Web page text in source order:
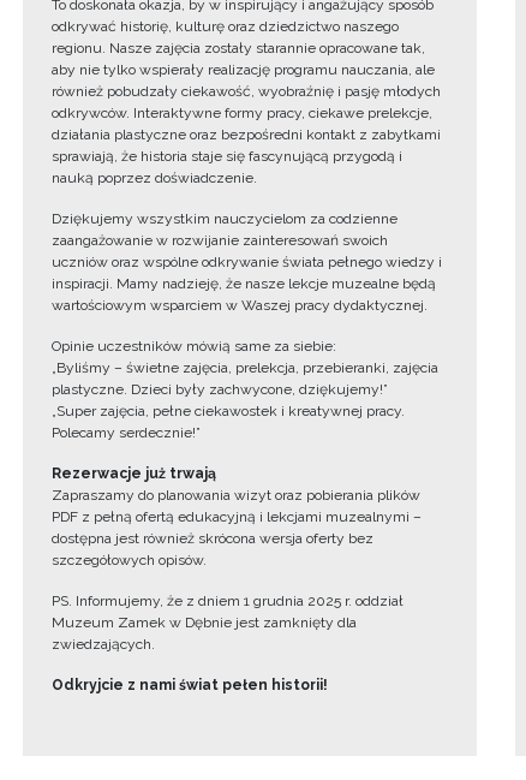
To doskonała okazja, by w inspirujący i angażujący sposób
odkrywać historię, kulturę oraz dziedzictwo naszego
regionu. Nasze zajęcia zostały starannie opracowane tak,
aby nie tylko wspierały realizację programu nauczania, ale
również pobudzały ciekawość, wyobraźnię i pasję młodych
odkrywców. Interaktywne formy pracy, ciekawe prelekcje,
działania plastyczne oraz bezpośredni kontakt z zabytkami
sprawiają, że historia staje się fascynującą przygodą i
nauką poprzez doświadczenie.
Dziękujemy wszystkim nauczycielom za codzienne
zaangażowanie w rozwijanie zainteresowań swoich
uczniów oraz wspólne odkrywanie świata pełnego wiedzy i
inspiracji. Mamy nadzieję, że nasze lekcje muzealne będą
wartościowym wsparciem w Waszej pracy dydaktycznej.
Opinie uczestników mówią same za siebie:
„Byliśmy – świetne zajęcia, prelekcja, przebieranki, zajęcia
plastyczne. Dzieci były zachwycone, dziękujemy!”
„Super zajęcia, pełne ciekawostek i kreatywnej pracy.
Polecamy serdecznie!”
Rezerwacje już trwają
Zapraszamy do planowania wizyt oraz pobierania plików
PDF z pełną ofertą edukacyjną i lekcjami muzealnymi –
dostępna jest również skrócona wersja oferty bez
szczegółowych opisów.
PS. Informujemy, że z dniem 1 grudnia 2025 r. oddział
Muzeum Zamek w Dębnie jest zamknięty dla
zwiedzających.
Odkryjcie z nami świat pełen historii!